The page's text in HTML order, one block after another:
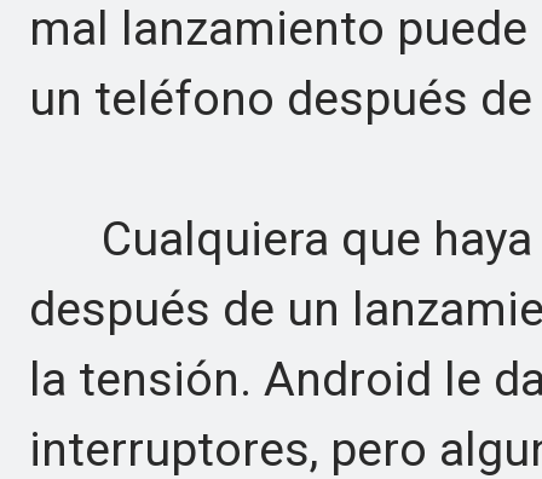
mal lanzamiento
un teléfono después
Cualquiera que haya
después de un
la tensión. Android le
interruptores, pero